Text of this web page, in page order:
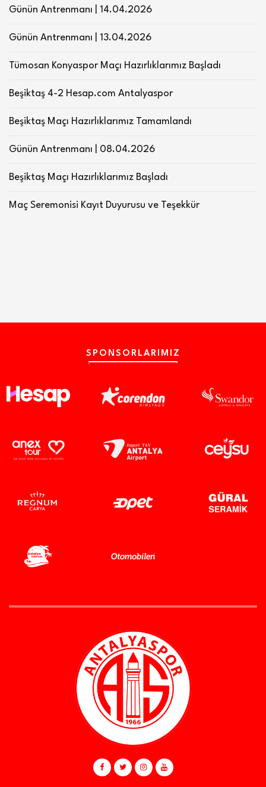
Günün Antrenmanı | 14.04.2026
Günün Antrenmanı | 13.04.2026
Tümosan Konyaspor Maçı Hazırlıklarımız Başladı
Beşiktaş 4-2 Hesap.com Antalyaspor
Beşiktaş Maçı Hazırlıklarımız Tamamlandı
Günün Antrenmanı | 08.04.2026
Beşiktaş Maçı Hazırlıklarımız Başladı
Maç Seremonisi Kayıt Duyurusu ve Teşekkür
SPONSORLARIMIZ